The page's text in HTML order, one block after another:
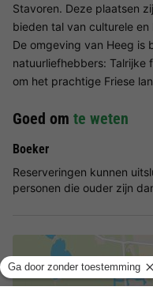
Stavoren. Deze plaatsen
bieden tal van culturele
De omgeving van Heeg is
natuurliefhebbers:
om het prachtige Friese
Goed om te weten
Boeker
Reserveringen kunnen
personen die ouder zijn